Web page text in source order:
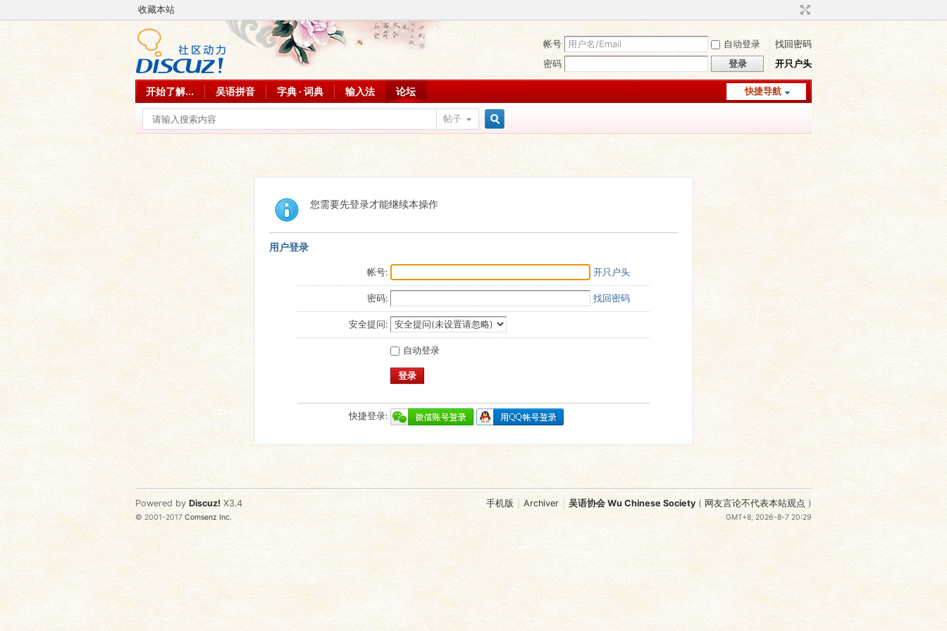
收藏本站
帐号 自动登录
找回密码
密码
登录 开只户头
快捷导航
开始了解... 吴语拼音 字典 · 词典 输入法 论坛
帖子
您需要先登录才能继续本操作
用户登录
帐号: 开只户头
密码: 找回密码
安全提问:
自动登录
登录
快捷登录:
手机版 Archiver 吴语协会 Wu Chinese Society ( 网友言论不代表本站观点 )
GMT+8, 2026-8-7 20:29
Powered by Discuz! X3.4
© 2001-2017Comsenz Inc.